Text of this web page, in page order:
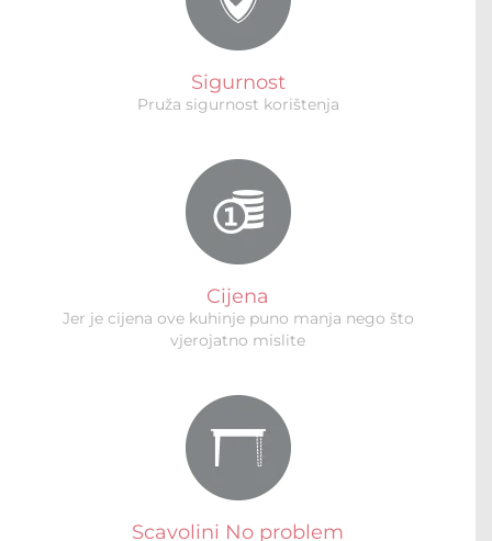
Sigurnost
Pruža sigurnost korištenja
Cijena
Jer je cijena ove kuhinje puno manja nego što
vjerojatno mislite
Scavolini No problem